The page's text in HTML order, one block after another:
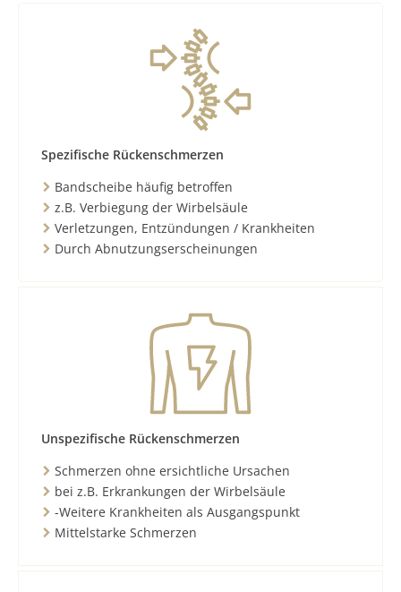
Spezifische Rückenschmerzen
Bandscheibe häufig betroffen
z.B. Verbiegung der Wirbelsäule
Verletzungen, Entzündungen / Krankheiten
Durch Abnutzungserscheinungen
Unspezifische Rückenschmerzen
Schmerzen ohne ersichtliche Ursachen
bei z.B. Erkrankungen der Wirbelsäule
-Weitere Krankheiten als Ausgangspunkt
Mittelstarke Schmerzen